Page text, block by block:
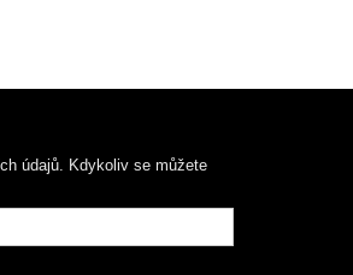
údajů. Kdykoliv se můžete